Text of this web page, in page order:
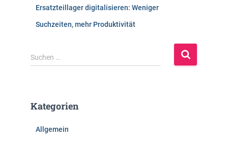
Ersatzteillager digitalisieren: Weniger
Suchzeiten, mehr Produktivität
S
u
n
Suchen …
Kategorien
Allgemein